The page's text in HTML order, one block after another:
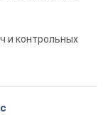
и контрольных